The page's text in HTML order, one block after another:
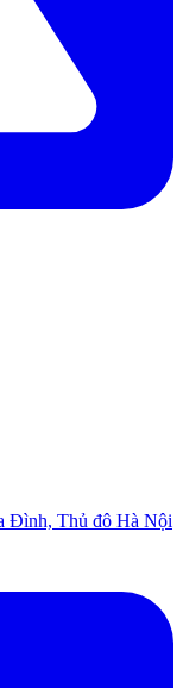
Đình, Thủ đô Hà Nội